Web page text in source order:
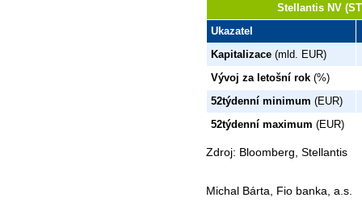
Stellantis NV
Ukazatel
Kapitalizace (mld. EUR)
Vývoj za letošní rok (%)
52týdenní minimum (EUR)
52týdenní maximum (EUR)
Zdroj: Bloomberg, Stellantis
Michal Bárta, Fio banka, a.s.